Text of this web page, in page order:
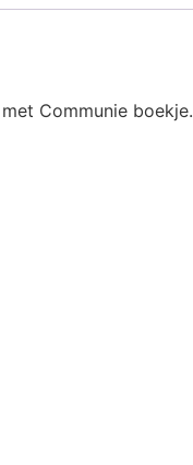
Communie boekje.